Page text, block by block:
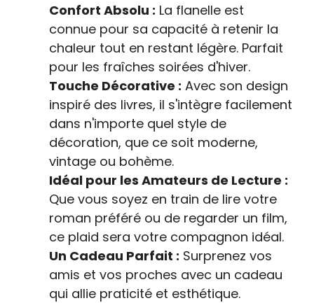
Confort Absolu : La flanelle est
connue pour sa capacité à retenir la
chaleur tout en restant légère. Parfait
pour les fraîches soirées d'hiver.
Touche Décorative : Avec son design
inspiré des livres, il s'intègre facilement
dans n'importe quel style de
décoration, que ce soit moderne,
vintage ou bohème.
Idéal pour les Amateurs de Lecture :
Que vous soyez en train de lire votre
roman préféré ou de regarder un film,
ce plaid sera votre compagnon idéal.
Un Cadeau Parfait : Surprenez vos
amis et vos proches avec un cadeau
qui allie praticité et esthétique.